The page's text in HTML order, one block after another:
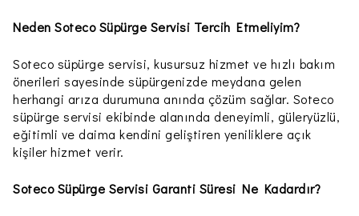
Neden Soteco Süpürge Servisi Tercih Etmeliyim?
Soteco süpürge servisi, kusursuz hizmet ve hızlı bakım
önerileri sayesinde süpürgenizde meydana gelen
herhangi arıza durumuna anında çözüm sağlar. Soteco
süpürge servisi ekibinde alanında deneyimli, güleryüzlü,
eğitimli ve daima kendini geliştiren yeniliklere açık
kişiler hizmet verir.
Soteco Süpürge Servisi Garanti Süresi Ne Kadardır?